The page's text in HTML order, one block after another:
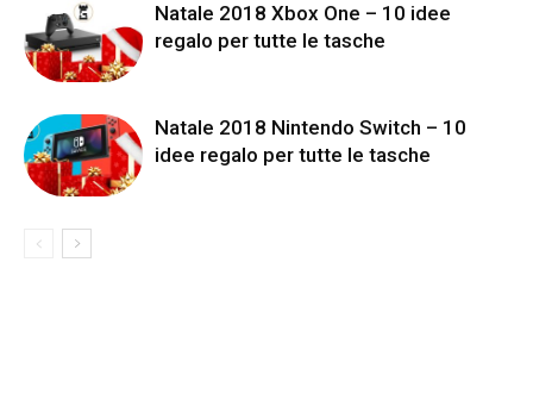
Natale 2018 Xbox One – 10 idee
regalo per tutte le tasche
Natale 2018 Nintendo Switch – 10
idee regalo per tutte le tasche